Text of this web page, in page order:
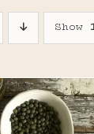
Show